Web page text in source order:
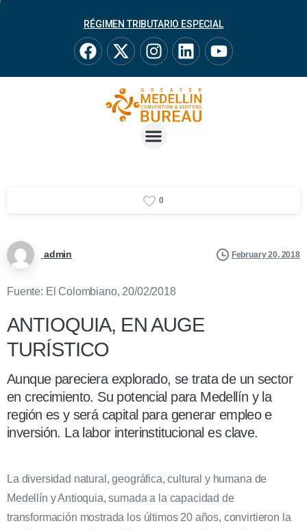
RÉGIMEN TRIBUTARIO ESPECIAL
0
admin February 20, 2018
Fuente: El Colombiano, 20/02/2018
ANTIOQUIA, EN AUGE
TURÍSTICO
Aunque pareciera explorado, se trata de un sector
en crecimiento. Su potencial para Medellín y la
región es y será capital para generar empleo e
inversión. La labor interinstitucional es clave.
La diversidad natural, geográfica, cultural y humana de
Medellín y Antioquia, sumada a la capacidad de
transformación mostrada los últimos 20 años, convirtieron la